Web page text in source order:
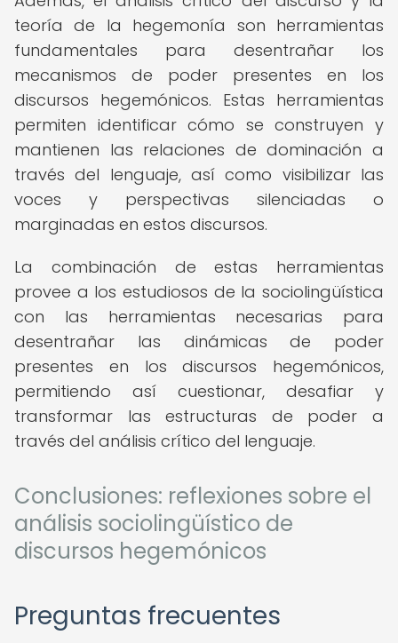
teoría de la hegemonía son herramientas
fundamentales para desentrañar los
mecanismos de poder presentes en los
discursos hegemónicos. Estas herramientas
permiten identificar cómo se construyen y
mantienen las relaciones de dominación a
través del lenguaje, así como visibilizar las
voces y perspectivas silenciadas o
marginadas en estos discursos.
La combinación de estas herramientas
provee a los estudiosos de la sociolingüística
con las herramientas necesarias para
desentrañar las dinámicas de poder
presentes en los discursos hegemónicos,
permitiendo así cuestionar, desafiar y
transformar las estructuras de poder a
través del análisis crítico del lenguaje.
Conclusiones: reflexiones sobre el
análisis sociolingüístico de
discursos hegemónicos
Preguntas frecuentes